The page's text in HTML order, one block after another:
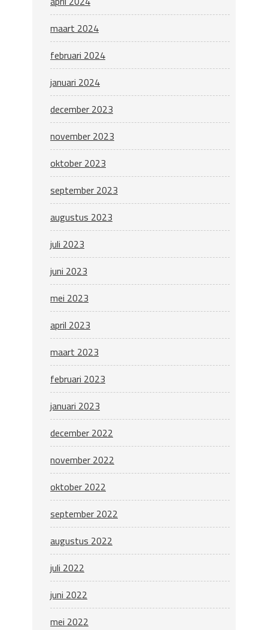
maart 2024
februari 2024
januari 2024
december 2023
november 2023
oktober 2023
september 2023
augustus 2023
juli 2023
juni 2023
mei 2023
april 2023
maart 2023
februari 2023
januari 2023
december 2022
november 2022
oktober 2022
september 2022
augustus 2022
juli 2022
juni 2022
mei 2022